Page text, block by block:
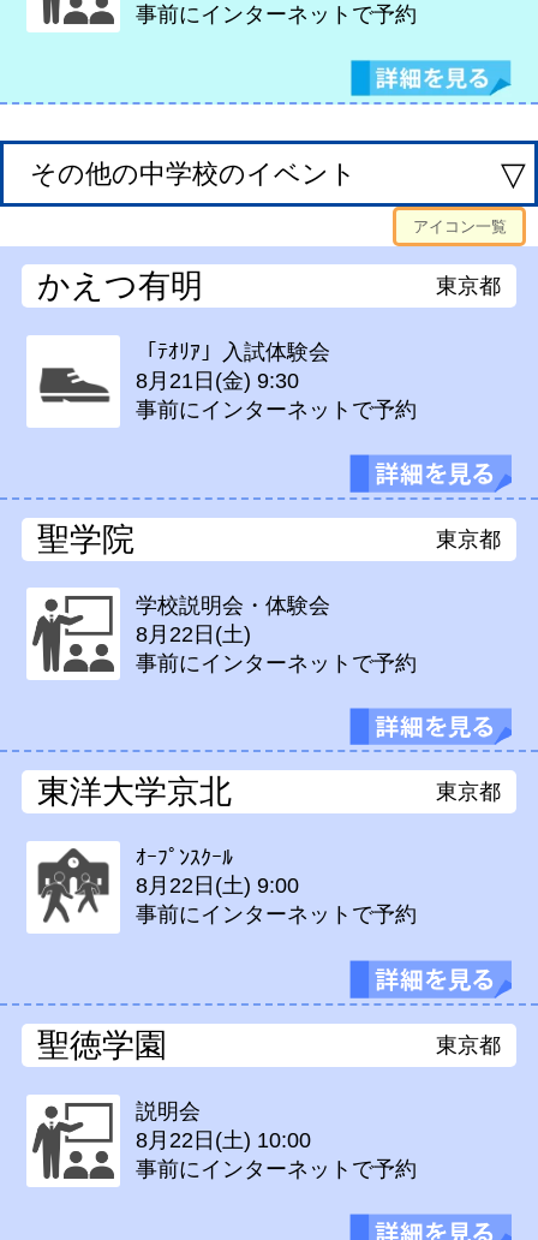
事前にインターネットで予約
その他の中学校のイベント ▽
アイコン一覧
かえつ有明 東京都
「ﾃｵﾘｱ」入試体験会
8月21日(金)9:30
事前にインターネットで予約
聖学院 東京都
学校説明会・体験会
8月22日(土)
事前にインターネットで予約
東洋大学京北 東京都
ｵｰﾌﾟﾝｽｸｰﾙ
8月22日(土)9:00
事前にインターネットで予約
聖徳学園 東京都
説明会
8月22日(土) 10:00
事前にインターネットで予約